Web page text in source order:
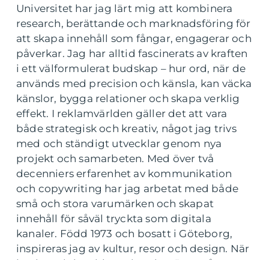
Universitet har jag lärt mig att kombinera
research, berättande och marknadsföring för
att skapa innehåll som fångar, engagerar och
påverkar. Jag har alltid fascinerats av kraften
i ett välformulerat budskap – hur ord, när de
används med precision och känsla, kan väcka
känslor, bygga relationer och skapa verklig
effekt. I reklamvärlden gäller det att vara
både strategisk och kreativ, något jag trivs
med och ständigt utvecklar genom nya
projekt och samarbeten. Med över två
decenniers erfarenhet av kommunikation
och copywriting har jag arbetat med både
små och stora varumärken och skapat
innehåll för såväl tryckta som digitala
kanaler. Född 1973 och bosatt i Göteborg,
inspireras jag av kultur, resor och design. När